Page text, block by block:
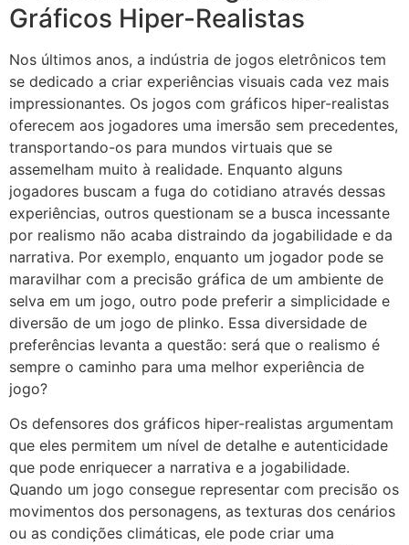
Gráficos Hiper-Realistas
Nos últimos anos, a indústria de jogos eletrônicos tem
se dedicado a criar experiências visuais cada vez mais
impressionantes. Os jogos com gráficos hiper-realistas
oferecem aos jogadores uma imersão sem precedentes,
transportando-os para mundos virtuais que se
assemelham muito à realidade. Enquanto alguns
jogadores buscam a fuga do cotidiano através dessas
experiências, outros questionam se a busca incessante
por realismo não acaba distraindo da jogabilidade e da
narrativa. Por exemplo, enquanto um jogador pode se
maravilhar com a precisão gráfica de um ambiente de
selva em um jogo, outro pode preferir a simplicidade e
diversão de um jogo de plinko. Essa diversidade de
preferências levanta a questão: será que o realismo é
sempre o caminho para uma melhor experiência de
jogo?
Os defensores dos gráficos hiper-realistas argumentam
que eles permitem um nível de detalhe e autenticidade
que pode enriquecer a narrativa e a jogabilidade.
Quando um jogo consegue representar com precisão os
movimentos dos personagens, as texturas dos cenários
ou as condições climáticas, ele pode criar uma